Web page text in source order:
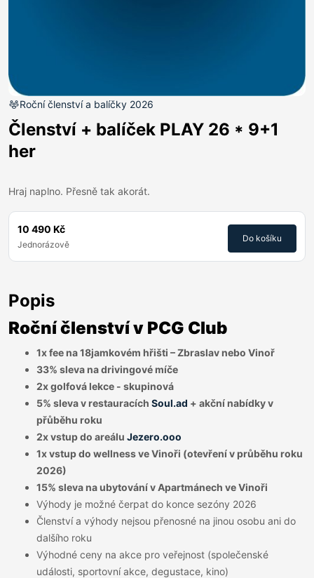
Roční členství a balíčky 2026
Členství + balíček PLAY 26 * 9+1
her
Hraj naplno. Přesně tak akorát.
10 490 Kč
Jednorázově
Do košíku
Popis
Roční členství v PCG Club
1x fee na 18jamkovém hřišti – Zbraslav nebo Vinoř
33% sleva na drivingové míče
2x golfová lekce - skupinová
5% sleva v restauracích Soul.ad + akční nabídky v
přůběhu roku
2x vstup do areálu Jezero.ooo
1x vstup do wellness ve Vinoři (otevření v průběhu roku
2026)
15% sleva na ubytování v Apartmánech ve Vinoři
Výhody je možné čerpat do konce sezóny 2026
Členství a výhody nejsou přenosné na jinou osobu ani do
dalšího roku
Výhodné ceny na akce pro veřejnost (společenské
události, sportovní akce, degustace, kino)